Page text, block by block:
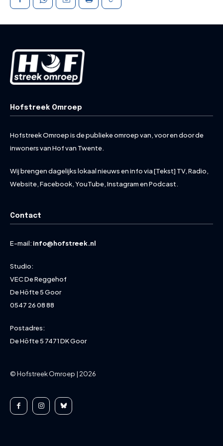
Hofstreek Omroep
Hofstreek Omroep is de publieke omroep van, voor en door de
inwoners van Hof van Twente.
Wij brengen dagelijks lokaal nieuws en info via [Tekst] TV, Radio,
Website, Facebook, YouTube, Instagram en Podcast.
Contact
E-mail: info@hofstreek.nl
Studio:
VEC De Reggehof
De Höfte 5 Goor
0547 26 08 88
Postadres:
De Höfte 5 7471 DK Goor
© Hofstreek Omroep | 2026